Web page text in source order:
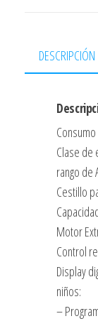
SERVICIOS
8,9
MEDIA
CARGA
DISPLAY
CONNECT
cantidad
DESCRIPCIÓN
Clase de
rango de
Cestillo
Motor
Control
Display
niños:
–